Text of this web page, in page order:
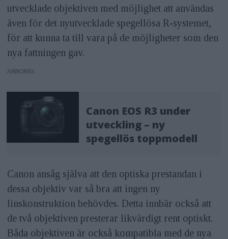
utvecklade objektiven med möjlighet att användas
även för det nyutvecklade spegellösa R-systemet,
för att kunna ta till vara på de möjligheter som den
nya fattningen gav.
ANNONS
Canon EOS R3 under
utveckling – ny
spegellös toppmodell
Canon ansåg själva att den optiska prestandan i
dessa objektiv var så bra att ingen ny
linskonstruktion behövdes. Detta innbär också att
de två objektiven presterar likvärdigt rent optiskt.
Båda objektiven är också kompatibla med de nya